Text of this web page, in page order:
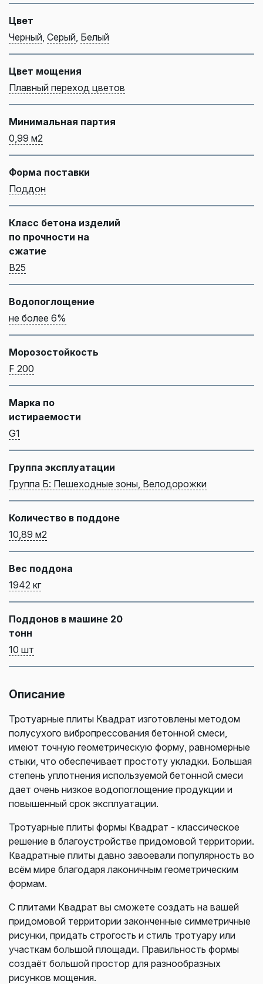
Цвет
Черный Серый Белый
Цвет мощения
Плавный переход цветов
Минимальная партия
0,99 м2
Форма поставки
Поддон
Класс бетона изделий
по прочности на
сжатие
B25
Водопоглощение
не более 6%
Морозостойкость
F 200
Марка по
истираемости
G1
Группа эксплуатации
Группа Б: Пешеходные зоны, Велодорожки
Количество в поддоне
10,89 м2
Вес поддона
1942 кг
Поддонов в машине 20
тонн
10 шт
Описание
Тротуарные плиты Квадрат изготовлены методом
полусухого вибропрессования бетонной смеси,
имеют точную геометрическую форму, равномерные
стыки, что обеспечивает простоту укладки. Большая
степень уплотнения используемой бетонной смеси
дает очень низкое водопоглощение продукции и
повышенный срок эксплуатации.
Тротуарные плиты формы Квадрат - классическое
решение в благоустройстве придомовой территории.
Квадратные плиты давно завоевали популярность во
всём мире благодаря лаконичным геометрическим
формам.
С плитами Квадрат вы сможете создать на вашей
придомовой территории законченные симметричные
рисунки, придать строгость и стиль тротуару или
участкам большой площади. Правильность формы
создаёт большой простор для разнообразных
рисунков мощения.